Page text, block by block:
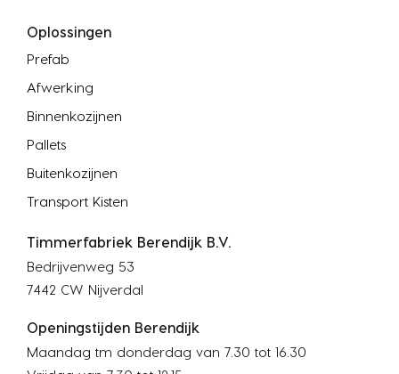
Oplossingen
Prefab
Afwerking
Binnenkozijnen
Pallets
Buitenkozijnen
Transport Kisten
Timmerfabriek Berendijk B.V.
Bedrijvenweg 53
7442 CW Nijverdal
Openingstijden Berendijk
Maandag tm donderdag van 7.30 tot 16.30